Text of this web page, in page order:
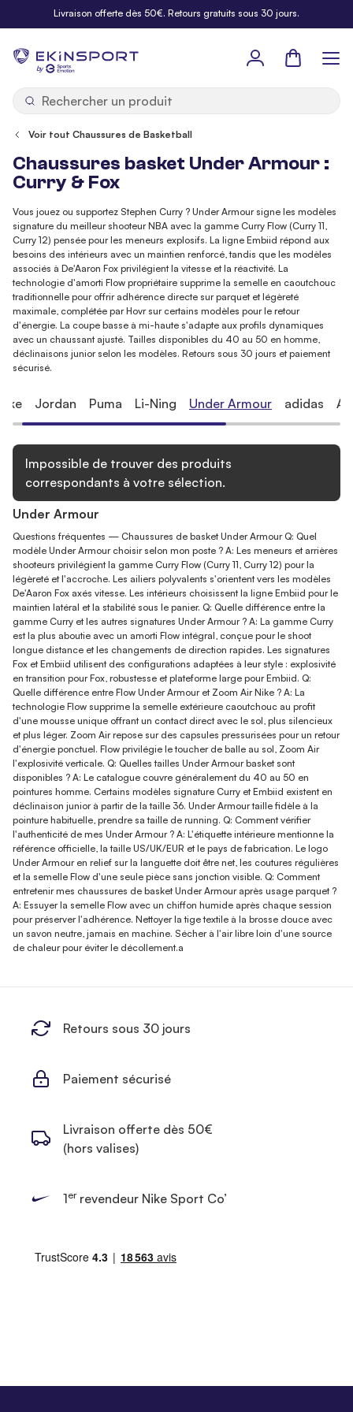
Allez au contenuLivraison offerte dès 50€. Retours gratuits sous 30 jours.
by
Panier
Voir tout Chaussures de Basketball
Chaussures basket Under Armour :
Curry & Fox
Vous jouez ou supportez Stephen Curry ? Under Armour signe les modèles
signature du meilleur shooteur NBA avec la gamme Curry Flow (Curry 11,
Curry 12) pensée pour les meneurs explosifs. La ligne Embiid répond aux
besoins des intérieurs avec un maintien renforcé, tandis que les modèles
associés à De'Aaron Fox privilégient la vitesse et la réactivité. La
technologie d'amorti Flow propriétaire supprime la semelle en caoutchouc
traditionnelle pour offrir adhérence directe sur parquet et légèreté
maximale, complétée par Hovr sur certains modèles pour le retour
d'énergie. La coupe basse à mi-haute s'adapte aux profils dynamiques
avec un chaussant ajusté. Tailles disponibles du 40 au 50 en homme,
déclinaisons junior selon les modèles. Retours sous 30 jours et paiement
sécurisé.
Impossible de trouver des produits
correspondants à votre sélection.
Jordan Puma Li-Ning Under Armour adidas
Under Armour
Questions fréquentes — Chaussures de basket Under Armour Q: Quel
modèle Under Armour choisir selon mon poste ? A: Les meneurs et arrières
shooteurs privilégient la gamme Curry Flow (Curry 11, Curry 12) pour la
légèreté et l'accroche. Les ailiers polyvalents s'orientent vers les modèles
De'Aaron Fox axés vitesse. Les intérieurs choisissent la ligne Embiid pour le
maintien latéral et la stabilité sous le panier. Q: Quelle différence entre la
gamme Curry et les autres signatures Under Armour ? A: La gamme Curry
est la plus aboutie avec un amorti Flow intégral, conçue pour le shoot
longue distance et les changements de direction rapides. Les signatures
Fox et Embiid utilisent des configurations adaptées à leur style : explosivité
en transition pour Fox, robustesse et plateforme large pour Embiid. Q:
Quelle différence entre Flow Under Armour et Zoom Air Nike ? A: La
technologie Flow supprime la semelle extérieure caoutchouc au profit
d'une mousse unique offrant un contact direct avec le sol, plus silencieux
et plus léger. Zoom Air repose sur des capsules pressurisées pour un retour
d'énergie ponctuel. Flow privilégie le toucher de balle au sol, Zoom Air
l'explosivité verticale. Q: Quelles tailles Under Armour basket sont
disponibles ? A: Le catalogue couvre généralement du 40 au 50 en
pointures homme. Certains modèles signature Curry et Embiid existent en
déclinaison junior à partir de la taille 36. Under Armour taille fidèle à la
pointure habituelle, prendre sa taille de running. Q: Comment vérifier
l'authenticité de mes Under Armour ? A: L'étiquette intérieure mentionne la
référence officielle, la taille US/UK/EUR et le pays de fabrication. Le logo
Under Armour en relief sur la languette doit être net, les coutures régulières
et la semelle Flow d'une seule pièce sans jonction visible. Q: Comment
entretenir mes chaussures de basket Under Armour après usage parquet ?
A: Essuyer la semelle Flow avec un chiffon humide après chaque session
pour préserver l'adhérence. Nettoyer la tige textile à la brosse douce avec
un savon neutre, jamais en machine. Sécher à l'air libre loin d'une source
de chaleur pour éviter le décollement.a
Retours sous 30 jours
Paiement sécurisé
Livraison offerte dès 50€
(hors valises)
1errevendeur Nike Sport Co’